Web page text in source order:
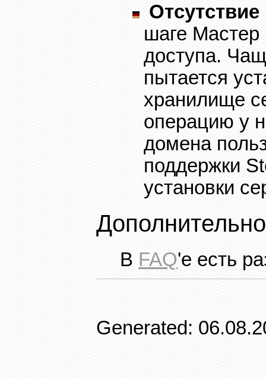
шаге Мастер
доступа.
пытается
хранилище
операцию у
домена
поддержки
установки
Дополнительно
В FAQ'е есть
Generated: